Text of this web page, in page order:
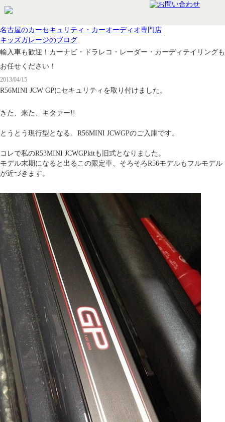
名古屋のカーセキュリティ・カーオーディオ専門店
キッズガレージのブログ
輸入車も歓迎！カーナビ・ドラレコ・レーダー・カーディテイリングも
お任せください！
2013/04/15
R56MINI JCW GPにセキュリティを取り付けました。
きた、来た、キタァー!!
とうとう現行型となる、R56MINI JCWGPのご入庫です。
コレで私のR53MINI JCWGPkitも旧式となりました。
モデル末期になると出るこの限定車、そろそろR56モデルもフルモデル
が近づきます。